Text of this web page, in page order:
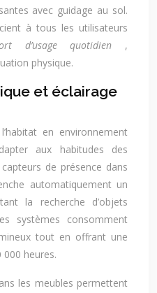
avec guidage au sol.
à tous les utilisateurs
d’usage quotidien ,
physique.
et éclairage
en environnement
aux habitudes des
de présence dans
automatiquement un
la recherche d’objets
systèmes consomment
tout en offrant une
000 heures.
les meubles permettent